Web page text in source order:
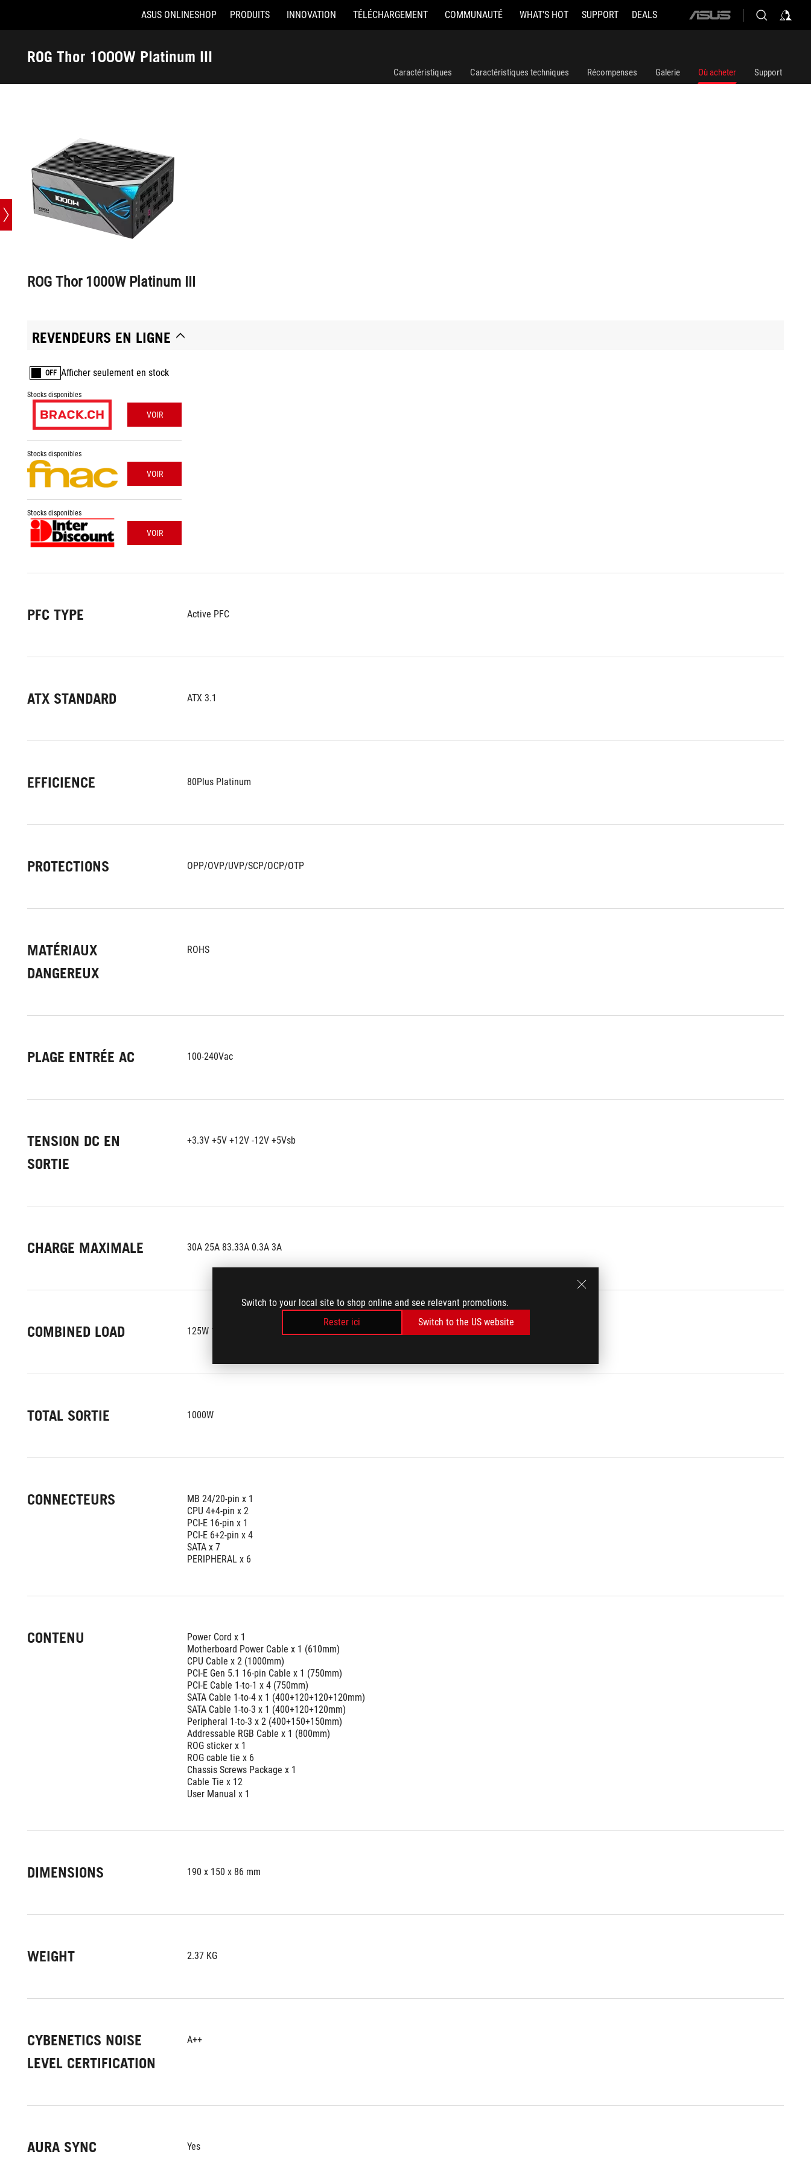
Switch to your local site to shop online and see relevant promotions.
Rester ici
Switch to the US website
Accessibility links
ASUS ONLINESHOP PRODUITS INNOVATION TÉLÉCHARGEMENT COMMUNAUTÉ WHAT'S HOT SUPPORT DEALS
ASUS
ROG Thor 1000W Platinum III
Caractéristiques Caractéristiques techniques Récompenses Galerie Où acheter Support
ROG Thor 1000W Platinum III
REVENDEURS EN LIGNE
OFF Afficher seulement en stock
Stocks disponibles
VOIR
Stocks disponibles
VOIR
Stocks disponibles
VOIR
PFC TYPE Active PFC
ATX STANDARD ATX 3.1
EFFICIENCE 80Plus Platinum
PROTECTIONS OPP/OVP/UVP/SCP/OCP/OTP
MATÉRIAUX
DANGEREUX
ROHS
PLAGE ENTRÉE AC 100-240Vac
TENSION DC EN
SORTIE
+3.3V +5V +12V -12V +5Vsb
CHARGE MAXIMALE 30A 25A 83.33A 0.3A 3A
COMBINED LOAD 125W 125W 1000W 3.6W 15W
TOTAL SORTIE 1000W
CONNECTEURS
MB 24/20-pin x 1
CPU 4+4-pin x 2
PCI-E 16-pin x 1
PCI-E 6+2-pin x 4
SATA x 7
PERIPHERAL x 6
CONTENU
Power Cord x 1
Motherboard Power Cable x 1 (610mm)
CPU Cable x 2 (1000mm)
PCI-E Gen 5.1 16-pin Cable x 1 (750mm)
PCI-E Cable 1-to-1 x 4 (750mm)
SATA Cable 1-to-4 x 1 (400+120+120+120mm)
SATA Cable 1-to-3 x 1 (400+120+120mm)
Peripheral 1-to-3 x 2 (400+150+150mm)
Addressable RGB Cable x 1 (800mm)
ROG sticker x 1
ROG cable tie x 6
Chassis Screws Package x 1
Cable Tie x 12
User Manual x 1
DIMENSIONS 190 x 150 x 86 mm
WEIGHT 2.37	KG
CYBENETICS NOISE
LEVEL CERTIFICATION
A++
AURA SYNC Yes
ROG Thor 1000W Platinum III